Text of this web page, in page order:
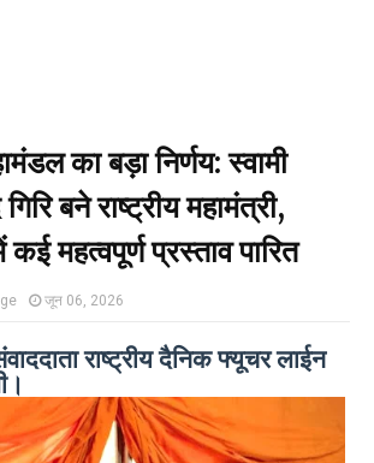
का बड़ा निर्णय: स्वामी
बने राष्ट्रीय महामंत्री,
महत्वपूर्ण प्रस्ताव पारित
जून 06, 2026
राष्ट्रीय दैनिक फ्यूचर लाईन